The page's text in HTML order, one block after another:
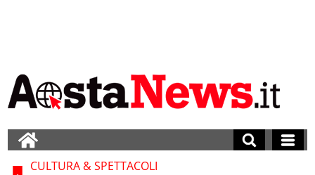
CULTURA & SPETTACOLI